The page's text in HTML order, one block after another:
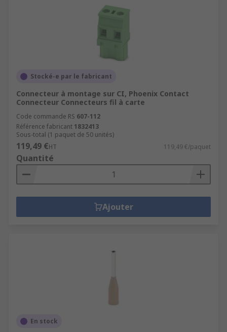
Stocké-e par le fabricant
Connecteur à montage sur CI, Phoenix Contact
Connecteur Connecteurs fil à carte
Code commande RS 607-112
Référence fabricant 1832413
Sous-total (1 paquet de 50 unités)
119,49 €HT 119,49 €/paquet
Quantité
Ajouter
En stock